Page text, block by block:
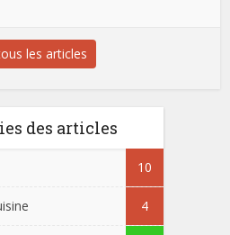
les articles
des articles
10
4